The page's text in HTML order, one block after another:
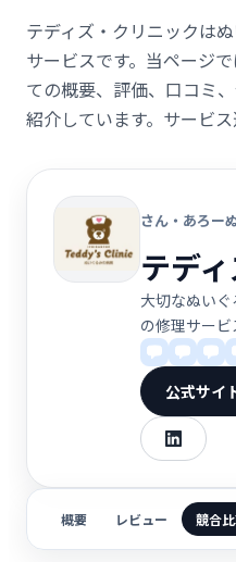
テディズ・クリニックは
サービスです。当ページ
ての概要、評価、口コミ
紹介しています。サービ
さん・あろー
テデ
大切なぬい
の修理サービ
公式サイ
概要 レビュー 競合